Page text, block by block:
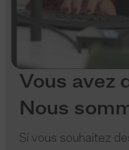
Vous avez
Nous
Si vous souhaitez